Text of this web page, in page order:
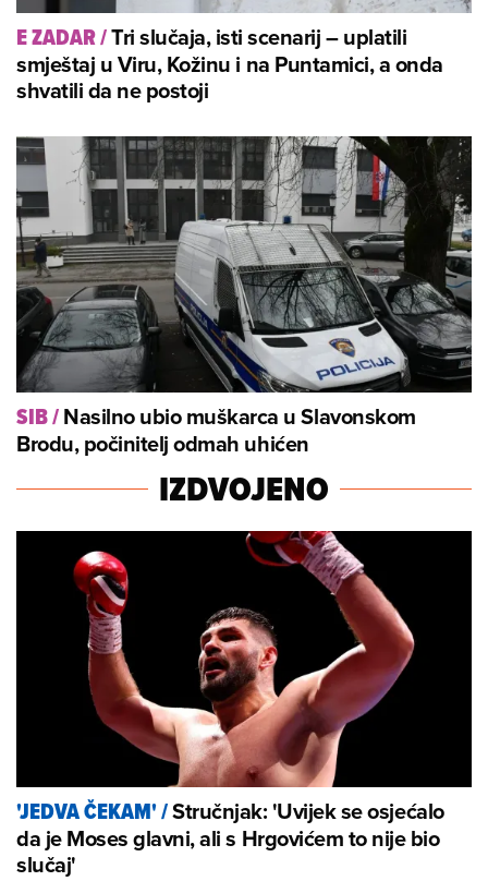
E ZADAR/Tri slučaja, isti scenarij – uplatili
smještaj u Viru, Kožinu i na Puntamici, a onda
shvatili da ne postoji
SIB/Nasilno ubio muškarca u Slavonskom
Brodu, počinitelj odmah uhićen
IZDVOJENO
'JEDVA ČEKAM'/Stručnjak: 'Uvijek se osjećalo
da je Moses glavni, ali s Hrgovićem to nije bio
slučaj'